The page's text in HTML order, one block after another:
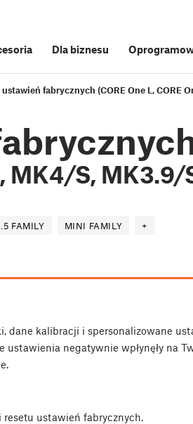
Dla biznesu
ustawień fabrycznych (CORE One L, CORE
MK4/S,
FAMILY MINI FAMILY +
dane kalibracji i spersonalizowane
ustawienia negatywnie wpłynęły na
ustawień fabrycznych.